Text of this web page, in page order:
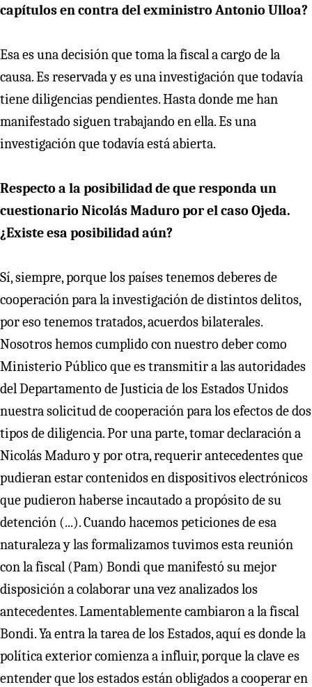
capítulos en contra del exministro Antonio Ulloa?
Esa es una decisión que toma la fiscal a cargo de la
causa. Es reservada y es una investigación que todavía
tiene diligencias pendientes. Hasta donde me han
manifestado siguen trabajando en ella. Es una
investigación que todavía está abierta.
Respecto a la posibilidad de que responda un
cuestionario Nicolás Maduro por el caso Ojeda.
¿Existe esa posibilidad aún?
Sí, siempre, porque los países tenemos deberes de
cooperación para la investigación de distintos delitos,
por eso tenemos tratados, acuerdos bilaterales.
Nosotros hemos cumplido con nuestro deber como
Ministerio Público que es transmitir a las autoridades
del Departamento de Justicia de los Estados Unidos
nuestra solicitud de cooperación para los efectos de dos
tipos de diligencia. Por una parte, tomar declaración a
Nicolás Maduro y por otra, requerir antecedentes que
pudieran estar contenidos en dispositivos electrónicos
que pudieron haberse incautado a propósito de su
detención (...). Cuando hacemos peticiones de esa
naturaleza y las formalizamos tuvimos esta reunión
con la fiscal (Pam) Bondi que manifestó su mejor
disposición a colaborar una vez analizados los
antecedentes. Lamentablemente cambiaron a la fiscal
Bondi. Ya entra la tarea de los Estados, aquí es donde la
política exterior comienza a influir, porque la clave es
entender que los estados están obligados a cooperar en